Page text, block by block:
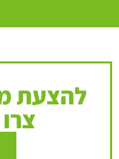
להצעת